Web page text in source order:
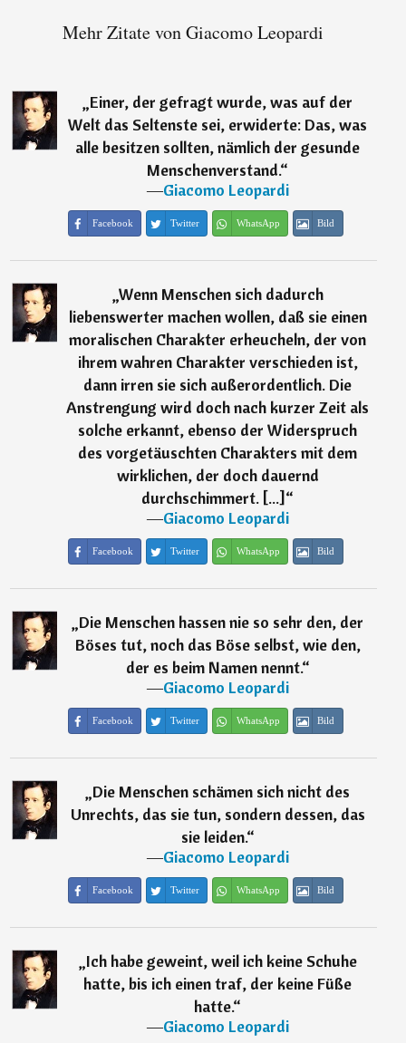
Mehr Zitate von Giacomo Leopardi
„Einer, der gefragt wurde, was auf der
Welt das Seltenste sei, erwiderte: Das, was
alle besitzen sollten, nämlich der gesunde
Menschenverstand.“
―Giacomo Leopardi
Facebook Twitter WhatsApp Bild
„Wenn Menschen sich dadurch
liebenswerter machen wollen, daß sie einen
moralischen Charakter erheucheln, der von
ihrem wahren Charakter verschieden ist,
dann irren sie sich außerordentlich. Die
Anstrengung wird doch nach kurzer Zeit als
solche erkannt, ebenso der Widerspruch
des vorgetäuschten Charakters mit dem
wirklichen, der doch dauernd
durchschimmert. [...] “
―Giacomo Leopardi
Facebook Twitter WhatsApp Bild
„Die Menschen hassen nie so sehr den, der
Böses tut, noch das Böse selbst, wie den,
der es beim Namen nennt.“
―Giacomo Leopardi
Facebook Twitter WhatsApp Bild
„Die Menschen schämen sich nicht des
Unrechts, das sie tun, sondern dessen, das
sie leiden.“
―Giacomo Leopardi
Facebook Twitter WhatsApp Bild
„Ich habe geweint, weil ich keine Schuhe
hatte, bis ich einen traf, der keine Füße
hatte.“
―Giacomo Leopardi